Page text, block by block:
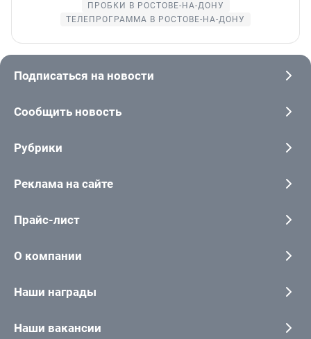
ПРОБКИ В РОСТОВЕ-НА-ДОНУ
ТЕЛЕПРОГРАММА В РОСТОВЕ-НА-ДОНУ
Подписаться на новости
Сообщить новость
Рубрики
Реклама на сайте
Прайс-лист
О компании
Наши награды
Наши вакансии